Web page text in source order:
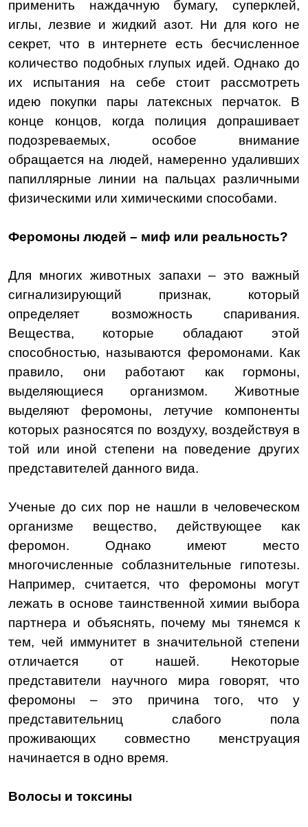
применить наждачную бумагу, суперклей,
иглы, лезвие и жидкий азот. Ни для кого не
секрет, что в интернете есть бесчисленное
количество подобных глупых идей. Однако до
их испытания на себе стоит рассмотреть
идею покупки пары латексных перчаток. В
конце концов, когда полиция допрашивает
подозреваемых, особое внимание
обращается на людей, намеренно удаливших
папиллярные линии на пальцах различными
физическими или химическими способами.
Феромоны людей – миф или реальность?
Для многих животных запахи – это важный
сигнализирующий признак, который
определяет возможность спаривания.
Вещества, которые обладают этой
способностью, называются феромонами. Как
правило, они работают как гормоны,
выделяющиеся организмом. Животные
выделяют феромоны, летучие компоненты
которых разносятся по воздуху, воздействуя в
той или иной степени на поведение других
представителей данного вида.
Ученые до сих пор не нашли в человеческом
организме вещество, действующее как
феромон. Однако имеют место
многочисленные соблазнительные гипотезы.
Например, считается, что феромоны могут
лежать в основе таинственной химии выбора
партнера и объяснять, почему мы тянемся к
тем, чей иммунитет в значительной степени
отличается от нашей. Некоторые
представители научного мира говорят, что
феромоны – это причина того, что у
представительниц слабого пола
проживающих совместно менструация
начинается в одно время.
Волосы и токсины